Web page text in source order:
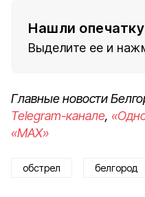
Нашли
Выделите ее и
Главные новости
Telegram-канале,
«MAX»
обстрел белгород